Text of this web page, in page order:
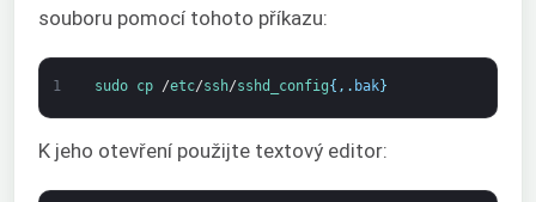
souboru pomocí tohoto příkazu:
1 sudo cp /etc/ssh/sshd_config{ , . bak}
K jeho otevření použijte textový editor: